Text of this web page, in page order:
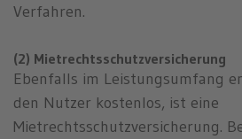
Verfahren.
(2) Mietrechtsschutzversicherung
Ebenfalls im Leistungsumfang
den Nutzer kostenlos, ist eine
Mietrechtsschutzversicherung.